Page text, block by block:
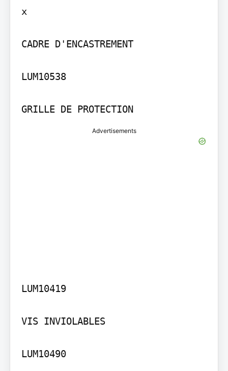
x
CADRE D'ENCASTREMENT
LUM10538
GRILLE DE PROTECTION
Advertisements
LUM10419
VIS INVIOLABLES
LUM10490